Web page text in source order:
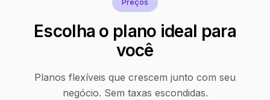
Escolha o plano ideal para
você
Planos flexíveis que crescem junto com seu
negócio. Sem taxas escondidas.